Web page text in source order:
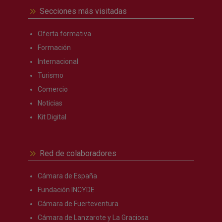
Secciones más visitadas
Oferta formativa
Formación
Internacional
Turismo
Comercio
Noticias
Kit Digital
Red de colaboradores
Cámara de España
Fundación INCYDE
Cámara de Fuerteventura
Cámara de Lanzarote y La Graciosa